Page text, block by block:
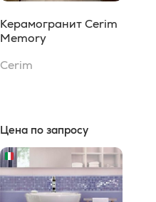
Керамогранит Cerim
Memory
Cerim
Цена по запросу